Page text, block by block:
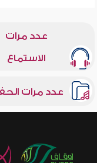
عدد مرات
الاستماع
عدد مرات